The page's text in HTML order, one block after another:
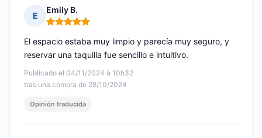
E
Emily B.
Nota: 5 de 5
Publicado el 04/11/2024 à 10h32
tras una compra de 28/10/2024
El espacio estaba muy limpio y parecía muy seguro, y
reservar una taquilla fue sencillo e intuitivo.
Opinión traducida